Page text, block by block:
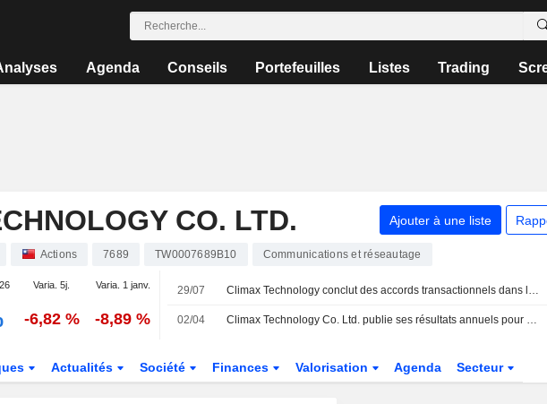
Agenda Conseils Portefeuilles Listes Trading
CO. LTD. Ajouter à une liste
Actions 7689 TW0007689B10 Communications et réseautage
Varia. 5j. Varia. 1 janv.
-6,82 % -8,89 %
29/07 Climax Technology conclut des accords transactionnels dans le cadre d'un litige relatif à la responsabilité du fait des produits aux États-Unis
02/04 Climax Technology Co. Ltd. publie ses résultats annuels pour l'exercice clos le 31 décembre 2025
Actualités Société Finances Valorisation Agenda Secteur